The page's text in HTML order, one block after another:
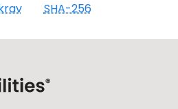
SHA-256